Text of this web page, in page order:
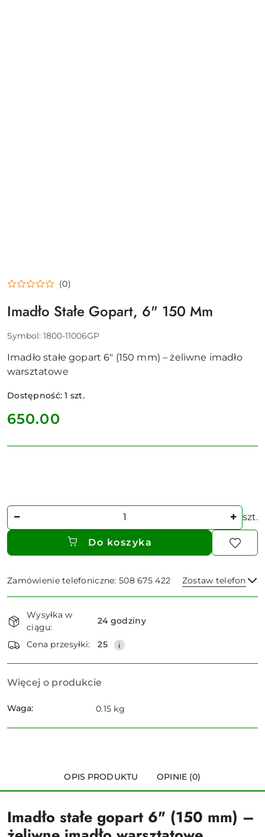
(0)
Imadło Stałe Gopart, 6" 150 Mm
Symbol: 1800-11006GP
Imadło stałe gopart 6" (150 mm) – żeliwne imadło
warsztatowe
Dostępność:1 szt.
cena:
650.00
Ilość szt.
Do koszyka
Zamówienie telefoniczne: 508 675 422 Zostaw telefon
Dostępność
i
dostawa
Wysyłka w
ciągu:
24 godziny
Cena przesyłki: 25
Więcej o produkcie
Waga: 0.15 kg
OPIS PRODUKTU OPINIE (0)
Imadło stałe gopart 6" (150 mm) –